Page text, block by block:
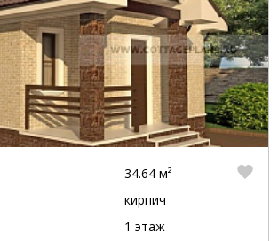
34.64 м²
кирпич
1 этаж